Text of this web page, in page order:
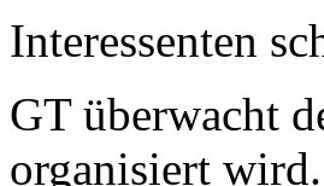
Interessenten
GT überwacht
organisiert